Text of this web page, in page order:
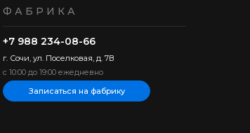
+7 988 234-08-66
г. Сочи, ул. Поселковая, д. 7В
с 10:00 до 19:00 ежедневно
Записаться на фабрику
ФАБРИКА